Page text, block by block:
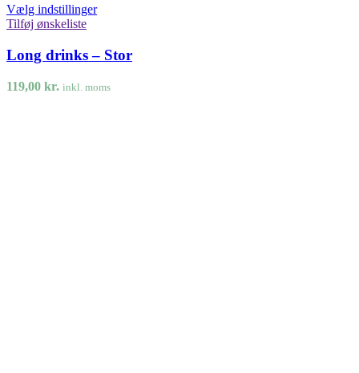
Vælg indstillinger
Tilføj ønskeliste
Long drinks – Stor
119,00 kr. inkl. moms